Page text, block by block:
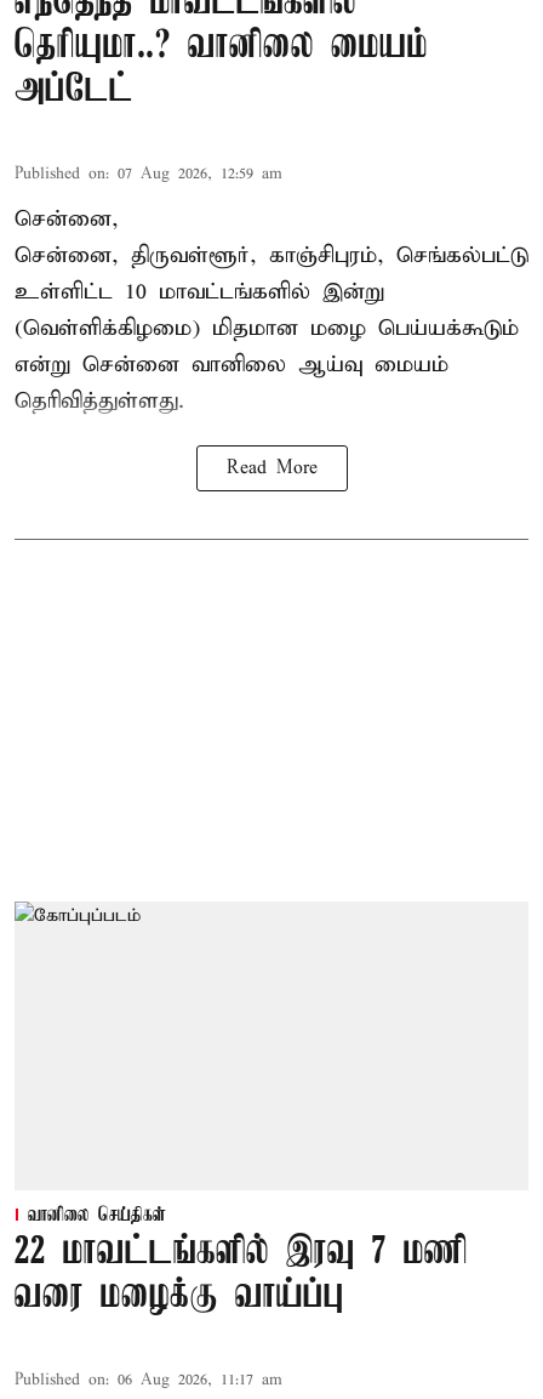
தெரியுமா..? வானிலை மையம்
அப்டேட்
Published on: 07 Aug 2026, 12:59 am
சென்னை,
சென்னை, திருவள்ளூர், காஞ்சிபுரம், செங்கல்பட்டு
உள்ளிட்ட 10 மாவட்டங்களில் இன்று
(வெள்ளிக்கிழமை) மிதமான மழை பெய்யக்கூடும்
என்று சென்னை வானிலை ஆய்வு மையம்
தெரிவித்துள்ளது.
Read More
வானிலை செய்திகள்
22 மாவட்டங்களில் இரவு 7 மணி
வரை மழைக்கு வாய்ப்பு
Published on: 06 Aug 2026, 11:17 am